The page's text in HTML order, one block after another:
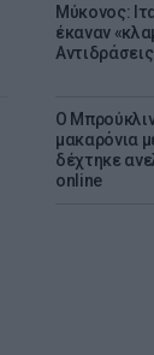
Μύκονος:
έκαναν
Ο
μακαρόνια
δέχτηκε
online